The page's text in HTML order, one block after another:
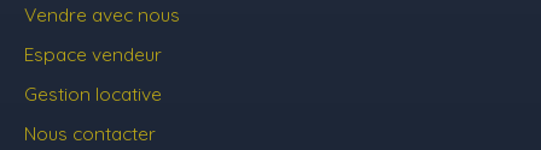
Vendre avec nous
Espace vendeur
Gestion locative
Nous contacter